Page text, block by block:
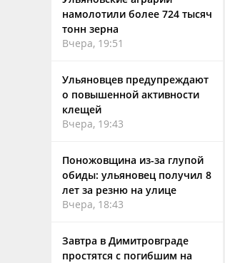
намолотили более 724 тысяч
тонн зерна
Вчера, 19:51
Ульяновцев предупреждают
о повышенной активности
клещей
Вчера, 19:43
Поножовщина из-за глупой
обиды: ульяновец получил 8
лет за резню на улице
Вчера, 18:43
Завтра в Димитровграде
простятся с погибшим на